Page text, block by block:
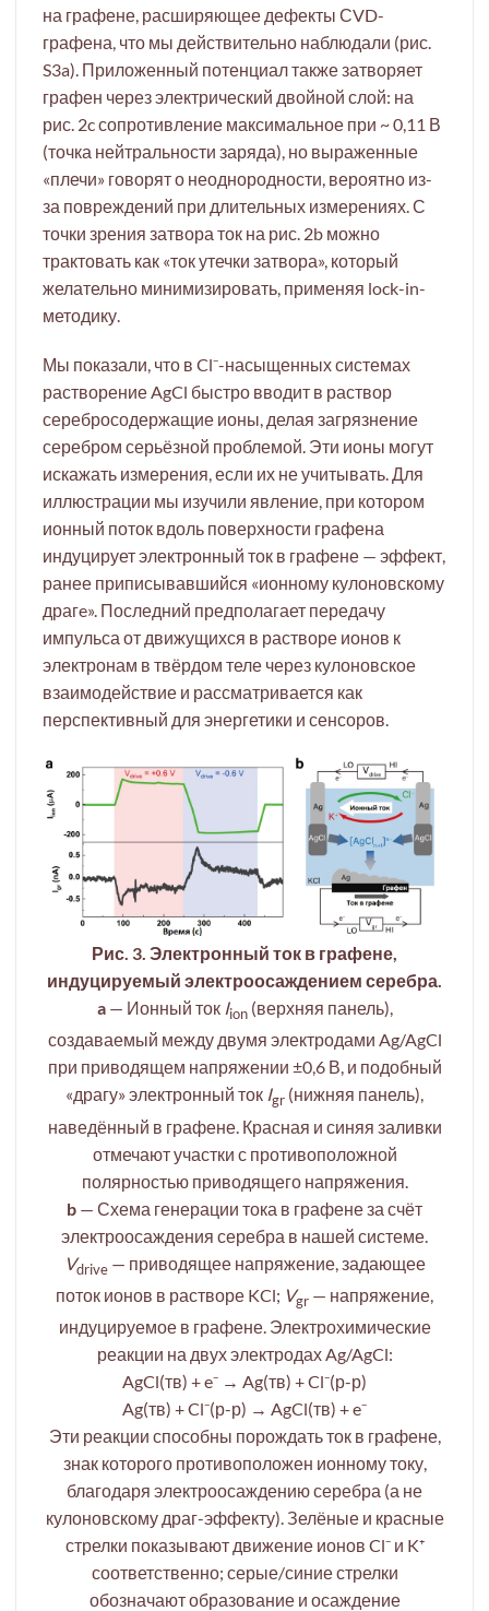
на графене, расширяющее дефекты СVD-
графена, что мы действительно наблюдали (рис.
S3a). Приложенный потенциал также затворяет
графен через электрический двойной слой: на
рис. 2c сопротивление максимальное при ~ 0,11 В
(точка нейтральности заряда), но выраженные
«плечи» говорят о неоднородности, вероятно из-
за повреждений при длительных измерениях. С
точки зрения затвора ток на рис. 2b можно
трактовать как «ток утечки затвора», который
желательно минимизировать, применяя lock-in-
методику.
Мы показали, что в Cl⁻-насыщенных системах
растворение AgCl быстро вводит в раствор
серебросодержащие ионы, делая загрязнение
серебром серьёзной проблемой. Эти ионы могут
искажать измерения, если их не учитывать. Для
иллюстрации мы изучили явление, при котором
ионный поток вдоль поверхности графена
индуцирует электронный ток в графене — эффект,
ранее приписывавшийся «ионному кулоновскому
драгe». Последний предполагает передачу
импульса от движущихся в растворе ионов к
электронам в твёрдом теле через кулоновское
взаимодействие и рассматривается как
перспективный для энергетики и сенсоров.
Рис. 3. Электронный ток в графене,
индуцируемый электроосаждением серебра.
a— Ионный ток Iion(верхняя панель),
создаваемый между двумя электродами Ag/AgCl
при приводящем напряжении ±0,6 В, и подобный
«драгу» электронный ток Igr (нижняя панель),
наведённый в графене. Красная и синяя заливки
отмечают участки с противоположной
полярностью приводящего напряжения.
b — Схема генерации тока в графене за счёт
электроосаждения серебра в нашей системе.
Vdrive — приводящее напряжение, задающее
поток ионов в растворе KCl; Vgr — напряжение,
индуцируемое в графене. Электрохимические
реакции на двух электродах Ag/AgCl:
AgCl(тв) + e⁻ → Ag(тв) + Cl⁻(р-р)
Ag(тв) + Cl⁻(р-р) → AgCl(тв) + e⁻
Эти реакции способны порождать ток в графене,
знак которого противоположен ионному току,
благодаря электроосаждению серебра (а не
кулоновскому драг-эффекту). Зелёные и красные
стрелки показывают движение ионов Cl⁻ и K⁺
соответственно; серые/синие стрелки
обозначают образование и осаждение